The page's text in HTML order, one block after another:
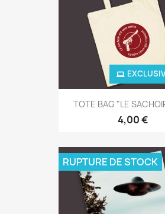
TOTE BAG "LE
4,00 €
RUPTURE DE STOCK